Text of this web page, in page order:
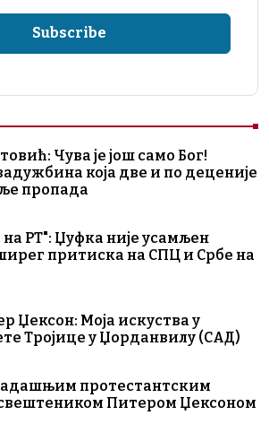
Чува је још само Бог!
која две и по деценије
пропада
РТ": Џуфка није усамљен
притиска на СПЦ и Србе на
Џексон: Моја искуства у
Тројице у Џорданвилу (САД)
протестантским
Питером Џексоном